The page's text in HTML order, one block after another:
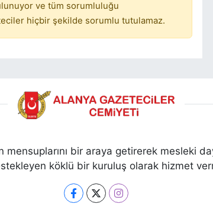
ve tüm sorumluluğu
hiçbir şekilde sorumlu tutulamaz.
bir araya getirerek mesleki
köklü bir kuruluş olarak hizmet